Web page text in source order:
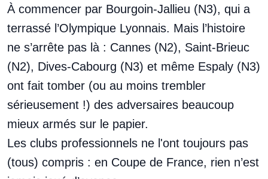
À commencer par Bourgoin-Jallieu (N3), qui a
terrassé l’Olympique Lyonnais. Mais l’histoire
ne s’arrête pas là : Cannes (N2), Saint-Brieuc
(N2), Dives-Cabourg (N3) et même Espaly (N3)
ont fait tomber (ou au moins trembler
sérieusement !) des adversaires beaucoup
mieux armés sur le papier.
Les clubs professionnels ne l'ont toujours pas
(tous) compris : en Coupe de France, rien n’est